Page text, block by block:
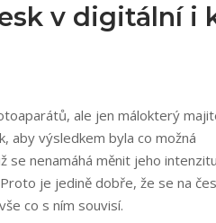
v digitální i
ale jen málokterý
aby výsledkem byla co možná
se nenamáhá měnit jeho
je jedině dobře, že se na
co s ním souvisí.